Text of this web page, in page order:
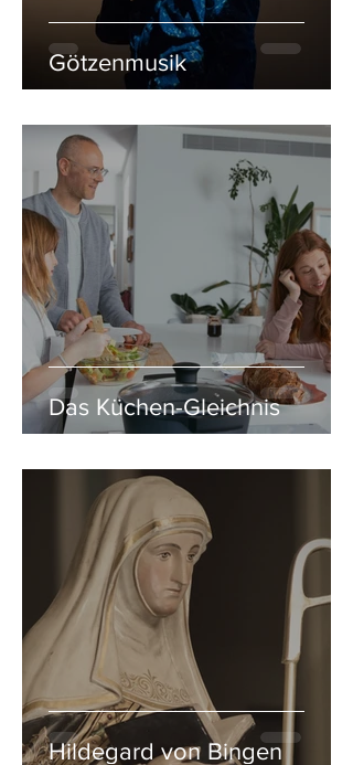
Götzenmusik
Das Küchen-Gleichnis
Hildegard von Bingen